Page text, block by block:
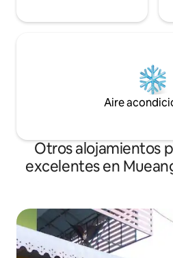
Aire
Otros alojamientos
excelentes en